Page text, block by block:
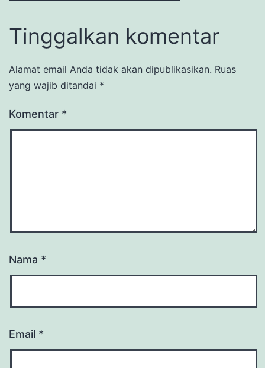
Tinggalkan komentar
Alamat email Anda tidak akan dipublikasikan. Ruas
yang wajib ditandai *
Komentar *
Nama *
Email *